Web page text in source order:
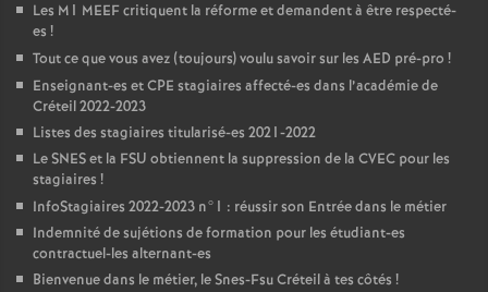
Les M1 MEEFcritiquent la réforme et demandent à être respecté-
es !
Tout ce que vous avez (toujours) voulu savoir sur les AED pré-pro !
Enseignant-es etCPE stagiaires affecté-es dans l’académie de
Créteil 2022-2023
Listes des stagiaires titularisé-es 2021-2022
LeSNESet la FSU obtiennent la suppression de la CVEC pour les
stagiaires !
InfoStagiaires 2022-2023 n°1 : réussir son Entrée dans le métier
Indemnité de sujétions de formation pour les étudiant-es
contractuel-les alternant-es
Bienvenue dans le métier, le Snes-Fsu Créteil à tes côtés !